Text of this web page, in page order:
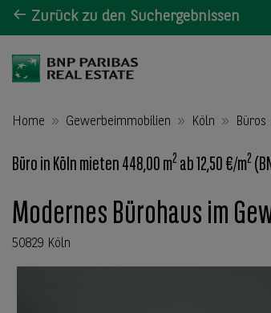
Zurück zu den Suchergebnissen
Home Gewerbeimmobilien Köln Büros
Büro in Köln mieten 448,00 m2 ab 12,50 €/m2
Modernes Bürohaus im
50829 Köln